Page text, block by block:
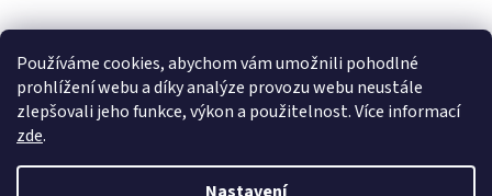
Používáme cookies, abychom vám umožnili pohodlné
prohlížení webu a díky analýze provozu webu neustále
zlepšovali jeho funkce, výkon a použitelnost. Více informací
zde.